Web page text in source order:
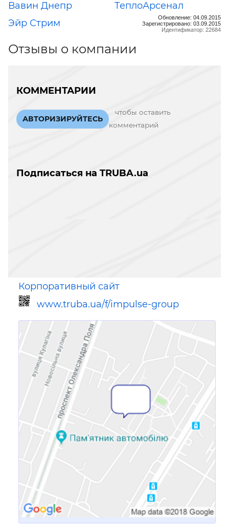
Вавин Днепр
ТеплоАрсенал
Эйр Стрим
Обновление: 04.09.2015
Зарегистрировано: 03.09.2015
Идентификатор: 22684
Отзывы о компании
КОММЕНТАРИИ
АВТОРИЗИРУЙТЕСЬ
чтобы оставить
комментарий
Подписаться на TRUBA.ua
Корпоративный сайт
www.truba.ua/f/impulse-group
Ссылка для мобильных устройств